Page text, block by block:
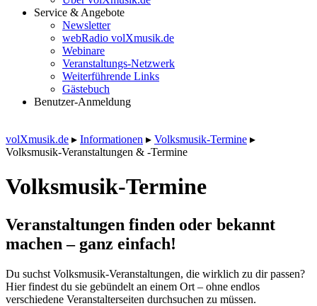
Service & Angebote
Newsletter
webRadio volXmusik.de
Webinare
Veranstaltungs-Netzwerk
Weiterführende Links
Gästebuch
Benutzer-Anmeldung
volXmusik.de ▸ Informationen ▸ Volksmusik-Termine ▸
Volksmusik-Veranstaltungen & -Termine
Volksmusik-Termine
Veranstaltungen finden oder bekannt
machen – ganz einfach!
Du suchst Volksmusik-Veranstaltungen, die wirklich zu dir passen?
Hier findest du sie gebündelt an einem Ort – ohne endlos
verschiedene Veranstalterseiten durchsuchen zu müssen.